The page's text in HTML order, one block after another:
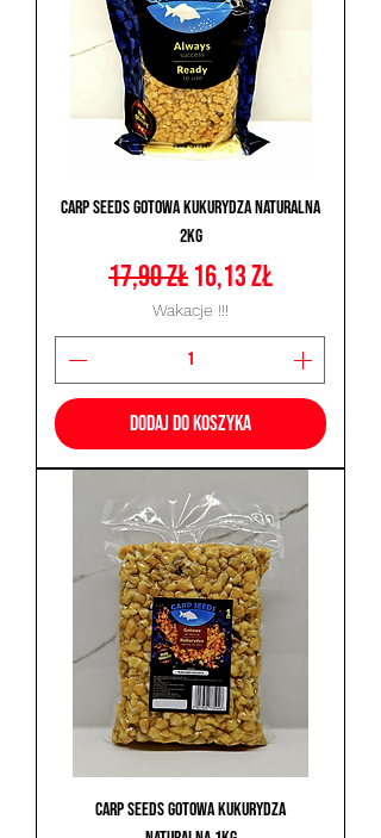
Carp Seeds Gotowa Kukurydza Naturalna
2kg
Regularna cena
17,90 złCena rabatowa
16,13 zł
Wakacje !!!
Dodaj do koszyka
Carp Seeds Gotowa Kukurydza